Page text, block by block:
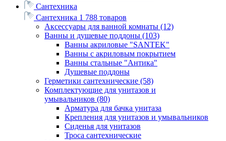
Сантехника
Сантехника 1 788 товаров
Аксессуары для ванной комнаты (12)
Ванны и душевые поддоны (103)
Ванны акриловые "SANTEK"
Ванны с акриловым покрытием
Ванны стальные "Антика"
Душевые поддоны
Герметики сантехнические (58)
Комплектующие для унитазов и
умывальников (80)
Арматура для бачка унитаза
Крепления для унитазов и умывальников
Сиденья для унитазов
Троса сантехнические